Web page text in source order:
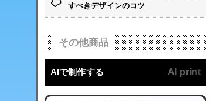
すべきデザインのコツ
その他商品
AIで制作する AI print